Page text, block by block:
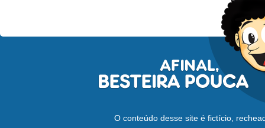
O conteúdo desse site é fictício,